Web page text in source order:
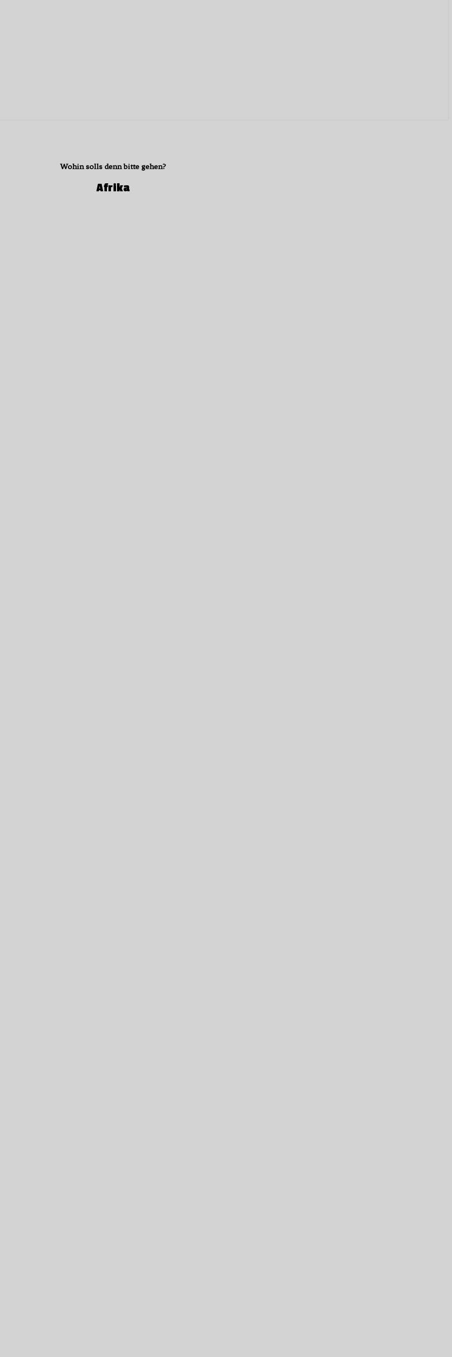
Wohin solls denn bitte gehen?
Afrika